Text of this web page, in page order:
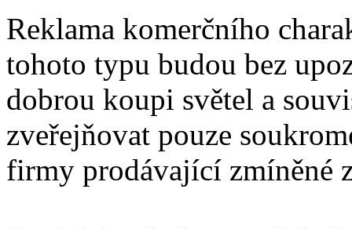
Reklama komerčního
tohoto typu budou bez
dobrou koupi světel a
zveřejňovat pouze
firmy prodávající zmíněné